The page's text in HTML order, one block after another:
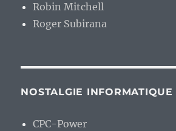
Robin Mitchell
Roger Subirana
NOSTALGIE INFORMATIQUE
CPC-Power